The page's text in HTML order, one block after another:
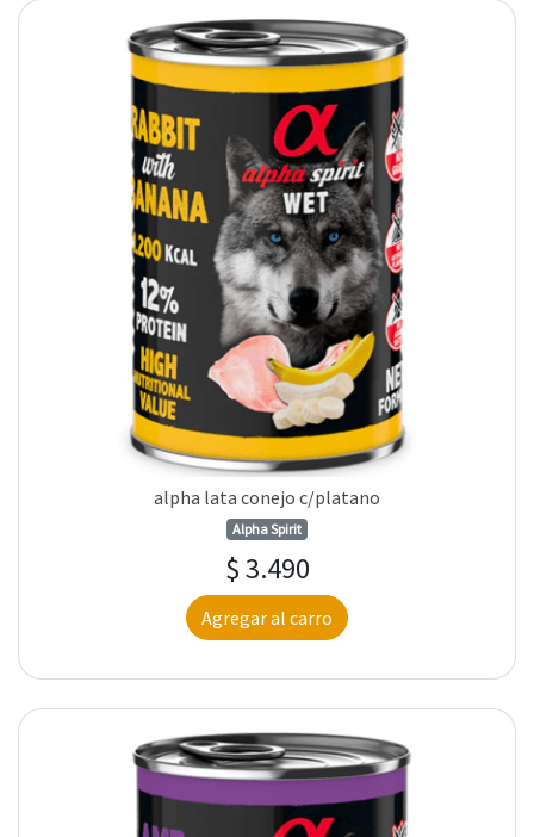
alpha lata conejo c/platano
Alpha Spirit
$ 3.490
Agregar al carro